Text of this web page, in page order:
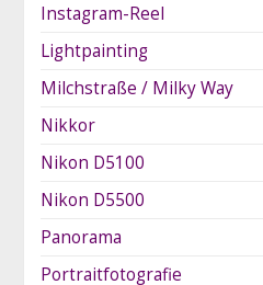
Instagram-Reel
Lightpainting
Milchstraße / Milky Way
Nikkor
Nikon D5100
Nikon D5500
Panorama
Portraitfotografie